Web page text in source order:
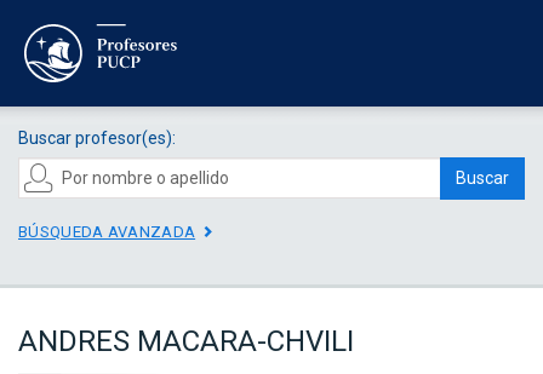
Buscar profesor(es):
Buscar
BÚSQUEDA AVANZADA
ANDRES MACARA-CHVILI